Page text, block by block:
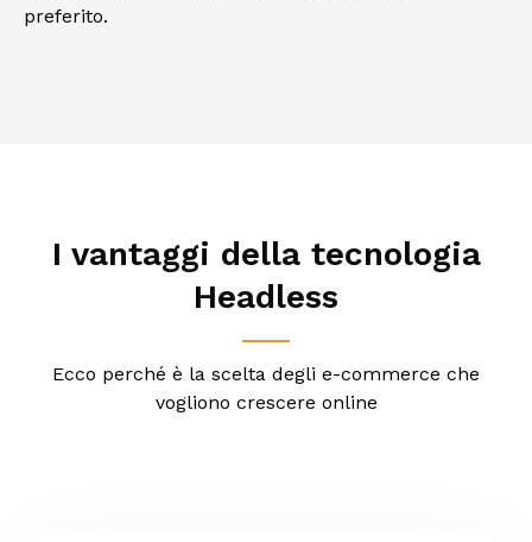
preferito.
I vantaggi della tecnologia
Headless
Ecco perché è la scelta degli e-commerce che
vogliono crescere online